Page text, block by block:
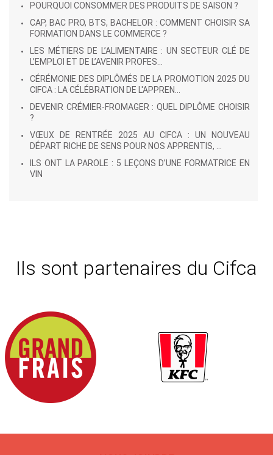
POURQUOI CONSOMMER DES PRODUITS DE SAISON ?
CAP, BAC PRO, BTS, BACHELOR : COMMENT CHOISIR SA
FORMATION DANS LE COMMERCE ?
LES MÉTIERS DE L’ALIMENTAIRE : UN SECTEUR CLÉ DE
L’EMPLOI ET DE L’AVENIR PROFES...
CÉRÉMONIE DES DIPLÔMÉS DE LA PROMOTION 2025 DU
CIFCA : LA CÉLÉBRATION DE L'APPREN...
DEVENIR CRÉMIER-FROMAGER : QUEL DIPLÔME CHOISIR
?
VŒUX DE RENTRÉE 2025 AU CIFCA : UN NOUVEAU
DÉPART RICHE DE SENS POUR NOS APPRENTIS, ...
ILS ONT LA PAROLE : 5 LEÇONS D’UNE FORMATRICE EN
VIN
Ils sont partenaires du Cifca